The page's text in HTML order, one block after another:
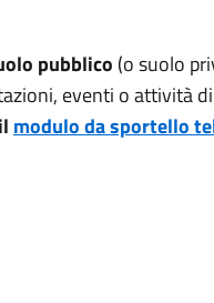
pubblico (o suolo
eventi o attività
modulo da sportello